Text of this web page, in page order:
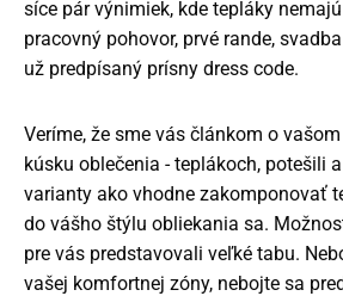
síce pár výnimiek, kde tepláky
pracovný pohovor, prvé rande,
už predpísaný prísny dress code.
Veríme, že sme vás článkom o
kúsku oblečenia - teplákoch, potešili
varianty ako vhodne zakomponovať
do vášho štýlu obliekania sa.
pre vás predstavovali veľké tabu.
vašej komfortnej zóny, nebojte sa